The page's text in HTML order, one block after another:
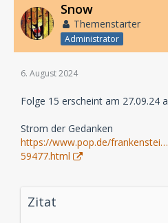
Snow
Themenstarter
Administrator
6. August 2024
Folge 15 erscheint am 27.09.24
Strom der Gedanken
https://www.pop.de/
59477.html
Zitat